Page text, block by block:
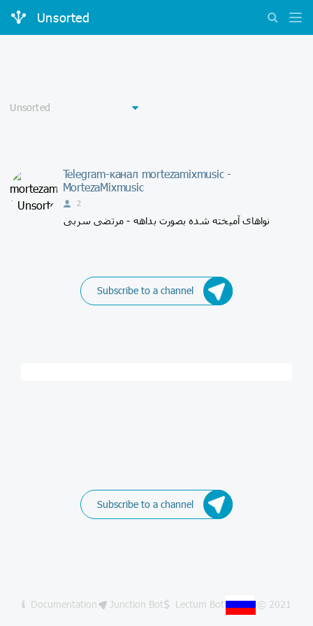
Unsorted
Telegram-канал mortezamixmusic -
MortezaMixmusic
2
نواهای آمیخته شده بصورت بداهه - مرتضی سربی
Subscribe to a channel
Subscribe to a channel
Documentation Junction Bot Lectum Bot © 2021